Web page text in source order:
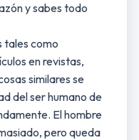
y sabes todo
tales como
en revistas,
similares se
del ser humano de
El hombre
pero queda